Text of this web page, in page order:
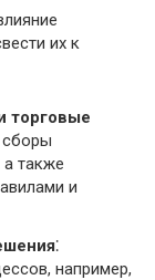
их к
торговые
сборы
также
и
⁚
например,